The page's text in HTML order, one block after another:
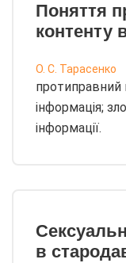
Поняття
контенту
О. С. Тарасенко
протиправний
інформація;
інформації.
в